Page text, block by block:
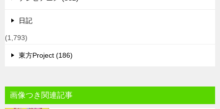
日記
(1,793)
東方Project (186)
画像つき関連記事